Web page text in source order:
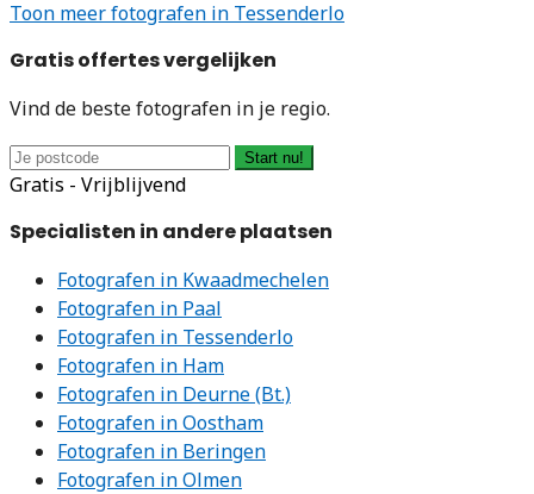
Toon meer fotografen in Tessenderlo
Gratis offertes vergelijken
Vind de beste fotografen in je regio.
Start nu!
Gratis - Vrijblijvend
Specialisten in andere plaatsen
Fotografen in Kwaadmechelen
Fotografen in Paal
Fotografen in Tessenderlo
Fotografen in Ham
Fotografen in Deurne (Bt.)
Fotografen in Oostham
Fotografen in Beringen
Fotografen in Olmen